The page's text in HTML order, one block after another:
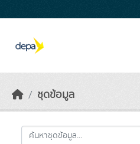
ชุดข้อมูล